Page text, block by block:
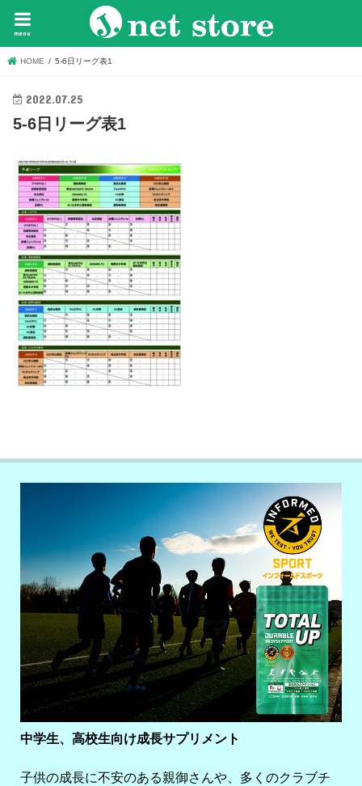
menu
HOME 5-6日リーグ表1
2022.07.25
5-6日リーグ表1
中学生、高校生向け成長サプリメント
子供の成長に不安のある親御さんや、多くのクラブチ